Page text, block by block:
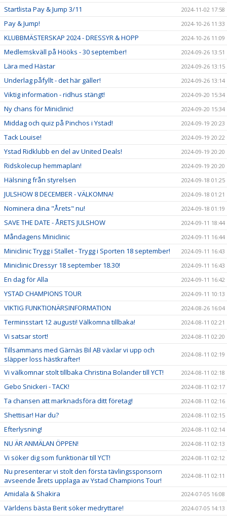
Startlista Pay & Jump 3/11 2024-11-02 17:58
Pay & Jump! 2024-10-26 11:33
KLUBBMÄSTERSKAP 2024 - DRESSYR & HOPP 2024-10-26 11:09
Medlemskväll på Hööks - 30 september! 2024-09-26 13:51
Lära med Hästar 2024-09-26 13:15
Underlag påfyllt - det här gäller! 2024-09-26 13:14
Viktig information - ridhus stängt! 2024-09-20 15:34
Ny chans för Miniclinic! 2024-09-20 15:34
Middag och quiz på Pinchos i Ystad! 2024-09-19 20:23
Tack Louise! 2024-09-19 20:22
Ystad Ridklubb en del av United Deals! 2024-09-19 20:20
Ridskolecup hemmaplan! 2024-09-19 20:20
Hälsning från styrelsen 2024-09-18 01:25
JULSHOW 8 DECEMBER - VÄLKOMNA! 2024-09-18 01:21
Nominera dina "Årets" nu! 2024-09-18 01:19
SAVE THE DATE - ÅRETS JULSHOW 2024-09-11 18:44
Måndagens Miniclinic 2024-09-11 16:44
Miniclinic Trygg i Stallet - Trygg i Sporten 18 september! 2024-09-11 16:43
Miniclinic Dressyr 18 september 18.30! 2024-09-11 16:43
En dag för Alla 2024-09-11 16:42
YSTAD CHAMPIONS TOUR 2024-09-11 10:13
VIKTIG FUNKTIONÄRSINFORMATION 2024-08-26 16:04
Terminsstart 12 augusti! Välkomna tillbaka! 2024-08-11 02:21
Vi satsar stort! 2024-08-11 02:20
Tillsammans med Gärnäs Bil AB växlar vi upp och
släpper loss hästkrafter!
2024-08-11 02:19
Vi välkomnar stolt tillbaka Christina Bolander till YCT! 2024-08-11 02:18
Gebo Snickeri - TACK! 2024-08-11 02:17
Ta chansen att marknadsföra ditt företag! 2024-08-11 02:16
Shettisar! Har du? 2024-08-11 02:15
Efterlysning! 2024-08-11 02:14
NU ÄR ANMÄLAN ÖPPEN! 2024-08-11 02:13
Vi söker dig som funktionär till YCT! 2024-08-11 02:12
Nu presenterar vi stolt den första tävlingssponsorn
avseende årets upplaga av Ystad Champions Tour!
2024-08-11 02:11
Amidala & Shakira 2024-07-05 16:08
Världens bästa Berit söker medryttare!
2024-07-05 14:13